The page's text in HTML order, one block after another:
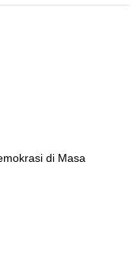
di Masa